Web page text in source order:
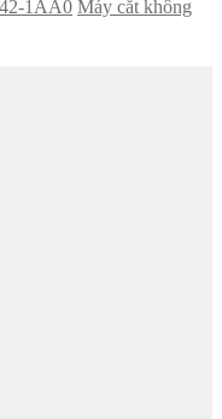
1AA0 Máy cắt không